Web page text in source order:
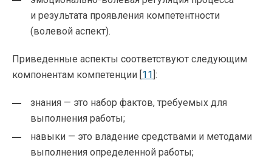
и результата проявления компетентности
(волевой аспект).
Приведенные аспекты соответствуют следующим
компонентам компетенции [11]:
знания — это набор фактов, требуемых для
выполнения работы;
навыки — это владение средствами и методами
выполнения определенной работы;